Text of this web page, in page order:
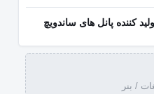
کننده پانل های ساندویچ
/ بنر